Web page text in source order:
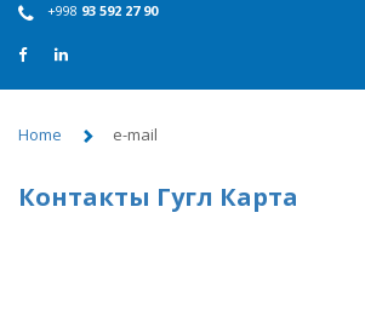
+998 93 592 27 90
Home e-mail
Контакты Гугл Карта